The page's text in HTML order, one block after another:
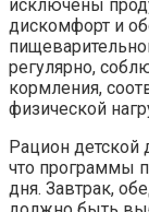
исключены
дискомфорт и
регулярно,
кормления,
физической
Рацион детской
что программы
дня. Завтрак,